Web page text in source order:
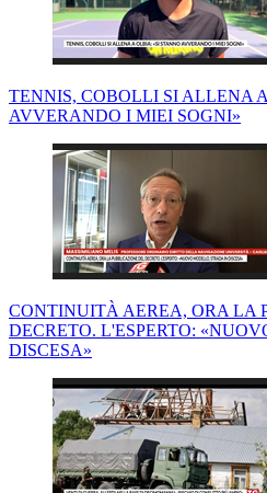
TENNIS, COBOLLI SI ALLENA
AVVERANDO I MIEI SOGNI»
CONTINUITÀ AEREA, ORA LA
DECRETO. L'ESPERTO:
DISCESA»